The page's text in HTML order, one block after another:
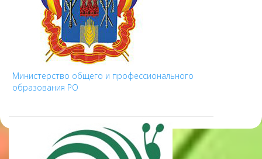
Министерство общего и профессионального
образования РО